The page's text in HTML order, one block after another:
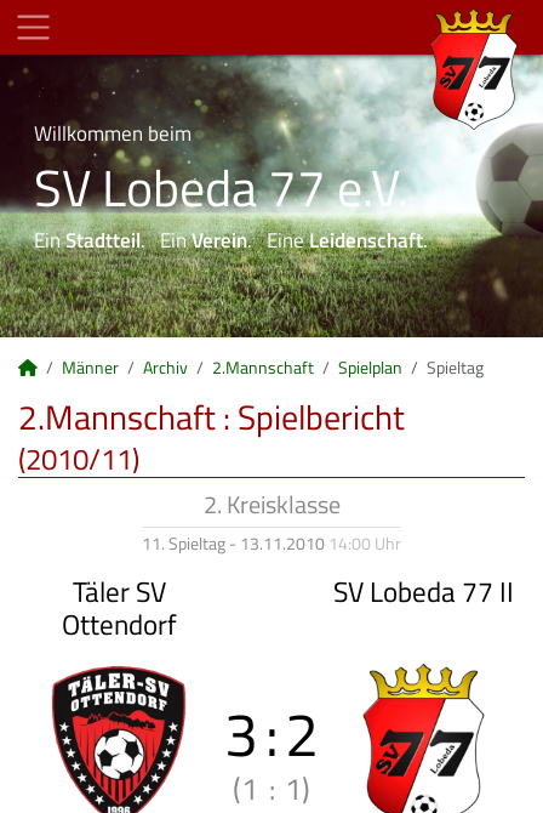
Willkommen beim
SV Lobeda 77 e.V.
EinStadtteil. EinVerein. EineLeidenschaft.
Männer Archiv 2.Mannschaft Spielplan Spieltag
2.Mannschaft :Spielbericht
(2010/11)
2. Kreisklasse
11. Spieltag - 13.11.2010 14:00 Uhr
Täler SV
Ottendorf
SV Lobeda 77 II
3:2
(1 : 1)